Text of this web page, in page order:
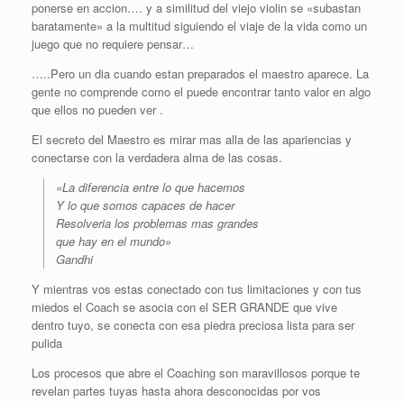
ponerse en accion…. y a similitud del viejo violin se «subastan
baratamente» a la multitud siguiendo el viaje de la vida como un
juego que no requiere pensar…
…..Pero un dia cuando estan preparados el maestro aparece. La
gente no comprende como el puede encontrar tanto valor en algo
que ellos no pueden ver .
El secreto del Maestro es mirar mas alla de las apariencias y
conectarse con la verdadera alma de las cosas.
«La diferencia entre lo que hacemos
Y lo que somos capaces de hacer
Resolveria los problemas mas grandes
que hay en el mundo»
Gandhi
Y mientras vos estas conectado con tus limitaciones y con tus
miedos el Coach se asocia con el SER GRANDE que vive
dentro tuyo, se conecta con esa piedra preciosa lista para ser
pulida
Los procesos que abre el Coaching son maravillosos porque te
revelan partes tuyas hasta ahora desconocidas por vos